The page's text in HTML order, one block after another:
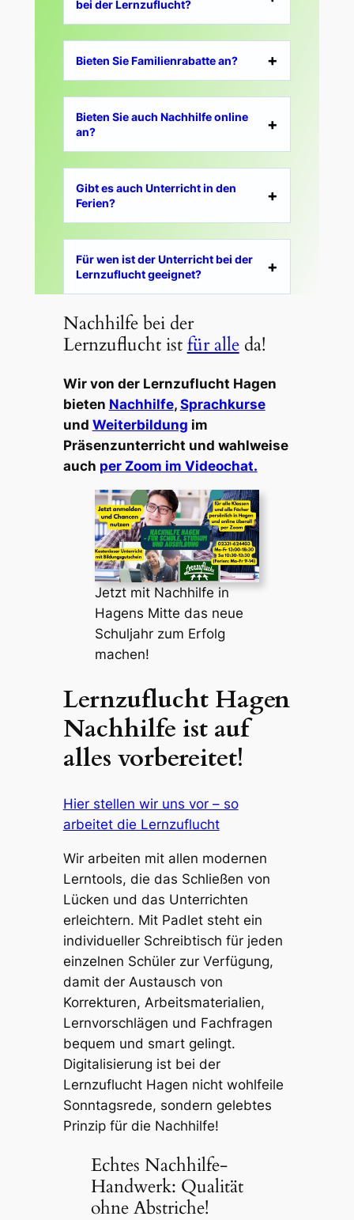
bei der Lernzuflucht?
Bieten Sie Familienrabatte an?
Bieten Sie auch Nachhilfe online
an?
Gibt es auch Unterricht in den
Ferien?
Für wen ist der Unterricht bei der
Lernzuflucht geeignet?
Nachhilfe bei der
Lernzuflucht istfür alleda!
Wir von der Lernzuflucht Hagen
bieten Nachhilfe, Sprachkurse
und Weiterbildung im
Präsenzunterricht und wahlweise
auch per Zoom im Videochat.
Jetzt mit Nachhilfe in
Hagens Mitte das neue
Schuljahr zum Erfolg
machen!
Lernzuflucht Hagen
Nachhilfe ist auf
alles vorbereitet!
Hier stellen wir uns vor – so
arbeitet die Lernzuflucht
Wir arbeiten mit allen modernen
Lerntools, die das Schließen von
Lücken und das Unterrichten
erleichtern. Mit Padlet steht ein
individueller Schreibtisch für jeden
einzelnen Schüler zur Verfügung,
damit der Austausch von
Korrekturen, Arbeitsmaterialien,
Lernvorschlägen und Fachfragen
bequem und smart gelingt.
Digitalisierung ist bei der
Lernzuflucht Hagen nicht wohlfeile
Sonntagsrede, sondern gelebtes
Prinzip für die Nachhilfe!
Echtes Nachhilfe-
Handwerk: Qualität
ohne Abstriche!